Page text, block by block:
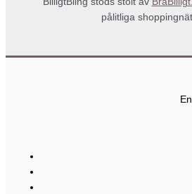
pålitliga